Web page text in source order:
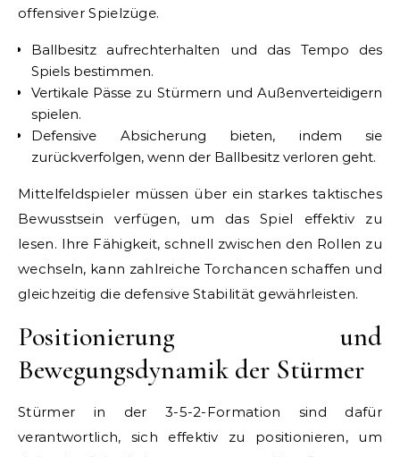
offensiver Spielzüge.
Ballbesitz aufrechterhalten und das Tempo des
Spiels bestimmen.
Vertikale Pässe zu Stürmern und Außenverteidigern
spielen.
Defensive Absicherung bieten, indem sie
zurückverfolgen, wenn der Ballbesitz verloren geht.
Mittelfeldspieler müssen über ein starkes taktisches
Bewusstsein verfügen, um das Spiel effektiv zu
lesen. Ihre Fähigkeit, schnell zwischen den Rollen zu
wechseln, kann zahlreiche Torchancen schaffen und
gleichzeitig die defensive Stabilität gewährleisten.
Positionierung und
Bewegungsdynamik der Stürmer
Stürmer in der 3-5-2-Formation sind dafür
verantwortlich, sich effektiv zu positionieren, um